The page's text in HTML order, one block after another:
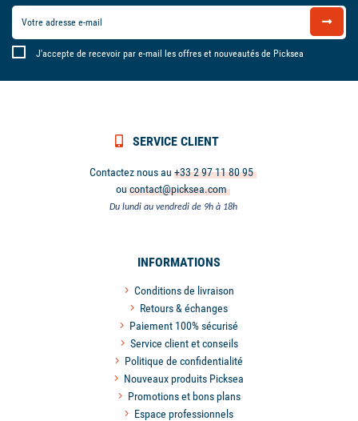
J'accepte de recevoir par e-mail les offres et nouveautés de Picksea
SERVICE CLIENT
Contactez nous au +33 2 97 11 80 95
ou contact@picksea.com
Du lundi au vendredi de 9h à 18h
INFORMATIONS
Conditions de livraison
Retours & échanges
Paiement 100% sécurisé
Service client et conseils
Politique de confidentialité
Nouveaux produits Picksea
Promotions et bons plans
Espace professionnels